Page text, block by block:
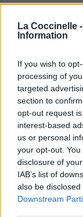
La Coccinelle -
Information
If you wish to
processing of
targeted
section to
opt-out request
interest-based
us or personal
your opt-out.
disclosure of
IAB’s list of
also be
Downstream
Commentaires
Pour
Vous aimez
Télécharger
Télécharger
Trouver des
Trouver un
meilleur prix